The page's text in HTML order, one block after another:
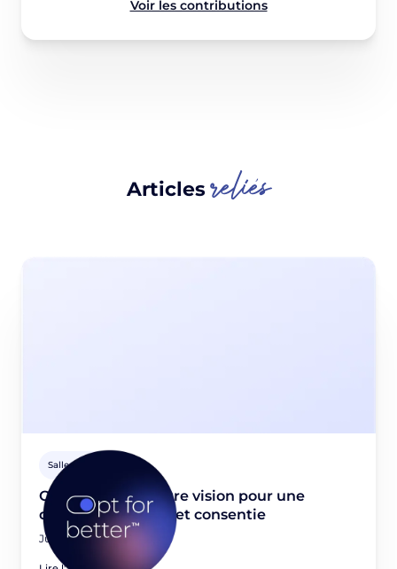
Voir les contributions
Articlesreliés
Salle de presse
Opt for better: Notre vision pour une
donnée first-party et consentie
June 23, 2026